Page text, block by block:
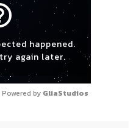
happened.
again later.
Powered by GliaStudios